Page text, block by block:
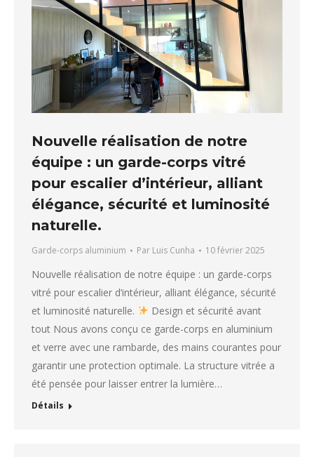
Nouvelle réalisation de notre
équipe : un garde-corps vitré
pour escalier d’intérieur, alliant
élégance, sécurité et luminosité
naturelle.
Garde-corps aluminium Par Luis Cunha 10 février 2025
Nouvelle réalisation de notre équipe : un garde-corps
vitré pour escalier d’intérieur, alliant élégance, sécurité
et luminosité naturelle.
Design et sécurité avant
tout Nous avons conçu ce garde-corps en aluminium
et verre avec une rambarde, des mains courantes pour
garantir une protection optimale. La structure vitrée a
été pensée pour laisser entrer la lumière…
Détails